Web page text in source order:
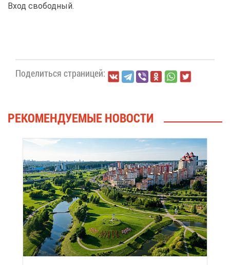
Вход сво­бод­ный.
По­де­лить­ся стра­ни­цей:
РЕ­КО­МЕН­ДУ­Е­МЫЕ НО­ВО­СТИ